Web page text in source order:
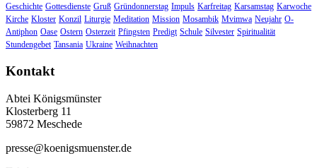
Geschichte Gottesdienste Gruß Gründonnerstag Impuls Karfreitag Karsamstag Karwoche
Kirche Kloster Konzil Liturgie Meditation Mission Mosambik Mvimwa Neujahr O-
Antiphon Oase Ostern Osterzeit Pfingsten Predigt Schule Silvester Spiritualität
Stundengebet Tansania Ukraine Weihnachten
Kontakt
Abtei Königsmünster
Klosterberg 11
59872 Meschede
presse@koenigsmuenster.de